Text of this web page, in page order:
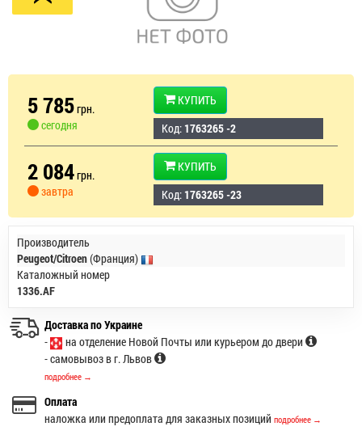
5 785грн.
сегодня
КУПИТЬ
Код: 1763265 -2
2 084грн.
завтра
КУПИТЬ
Код: 1763265 -23
Производитель
Peugeot/Citroen(Франция)
Каталожный номер
1336.AF
Доставка по Украине
-
на отделение Новой Почты или курьером до двери
- самовывоз в г. Львов
подробнее →
Оплата
наложка или предоплата для заказных позиций подробнее →